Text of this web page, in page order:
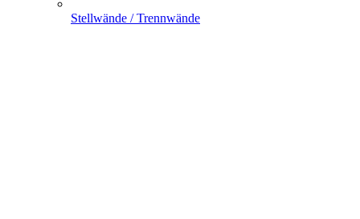
Stellwände / Trennwände